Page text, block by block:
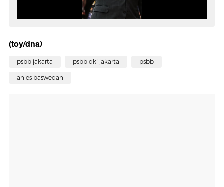
(toy/dna)
psbb jakarta psbb dki jakarta psbb
anies baswedan